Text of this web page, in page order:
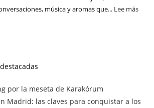
música y aromas que... Lee más
por la meseta de Karakórum
Madrid: las claves para conquistar a los